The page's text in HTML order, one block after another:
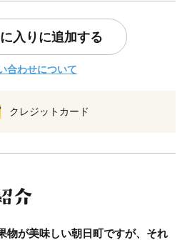
入りに追加する
合わせについて
クレジットカード
物が美味しい朝日町ですが、それ